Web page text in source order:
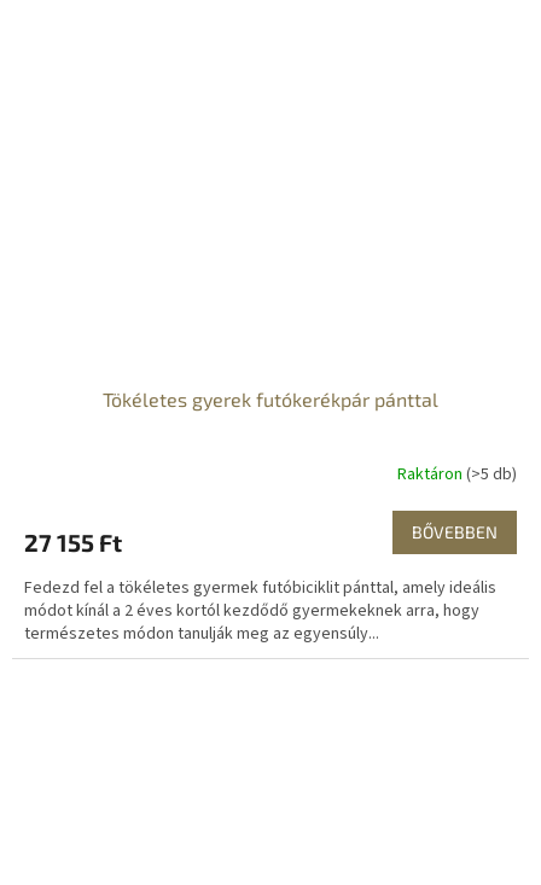
Tökéletes gyerek futókerékpár pánttal
Raktáron (>5 db)
27 155 Ft BŐVEBBEN
Fedezd fel a tökéletes gyermek futóbiciklit pánttal, amely ideális
módot kínál a 2 éves kortól kezdődő gyermekeknek arra, hogy
természetes módon tanulják meg az egyensúly...